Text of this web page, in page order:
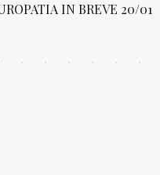
IN BREVE 20/01